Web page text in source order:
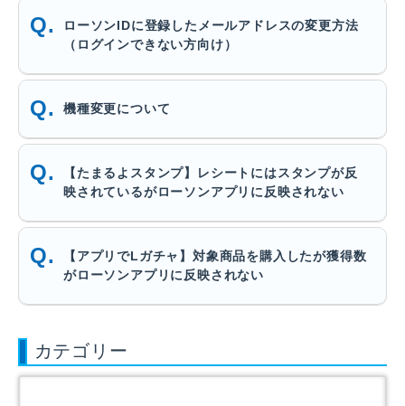
ローソンIDに登録したメールアドレスの変更方法
（ログインできない方向け）
機種変更について
【たまるよスタンプ】レシートにはスタンプが反
映されているがローソンアプリに反映されない
【アプリでLガチャ】対象商品を購入したが獲得数
がローソンアプリに反映されない
カテゴリー